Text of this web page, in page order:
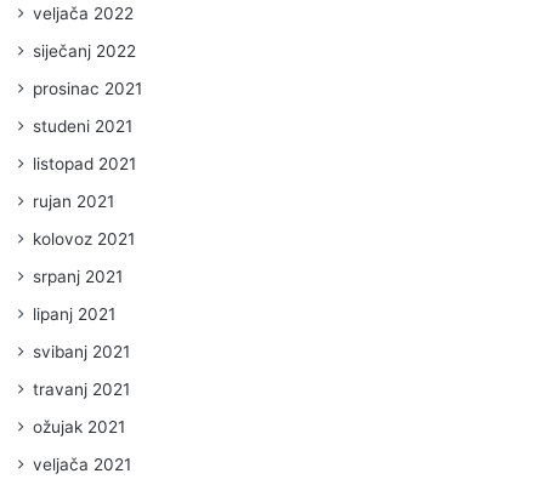
veljača 2022
siječanj 2022
prosinac 2021
studeni 2021
listopad 2021
rujan 2021
kolovoz 2021
srpanj 2021
lipanj 2021
svibanj 2021
travanj 2021
ožujak 2021
veljača 2021